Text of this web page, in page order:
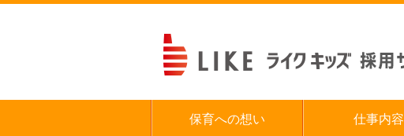
保育への想い 仕事内容